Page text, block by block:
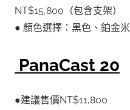
NT$15,800（包含支架）
● 顏色選擇：黑色、鉑金米
PanaCast 20
●建議售價NT$11,800